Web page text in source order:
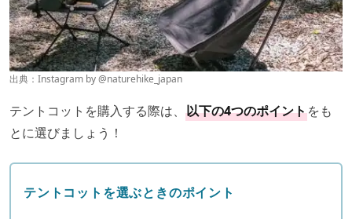
出典：Instagram by@naturehike_japan
テントコットを購入する際は、 以下の4つのポイントをも
とに選びましょう！
テントコットを選ぶときのポイント